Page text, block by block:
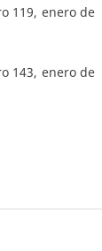
119, enero de
143, enero de